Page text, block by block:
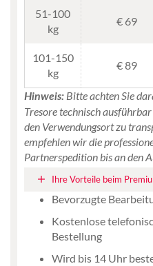
51-100
kg
€ 69
101-150
kg
€ 89
Hinweis: Bitte achten Sie
Tresore technisch
den Verwendungsort zu
empfehlen wir die
Partnerspedition bis an den
Ihre Vorteile beim
Bevorzugte
Kostenlose
Bestellung
Wird bis 14 Uhr